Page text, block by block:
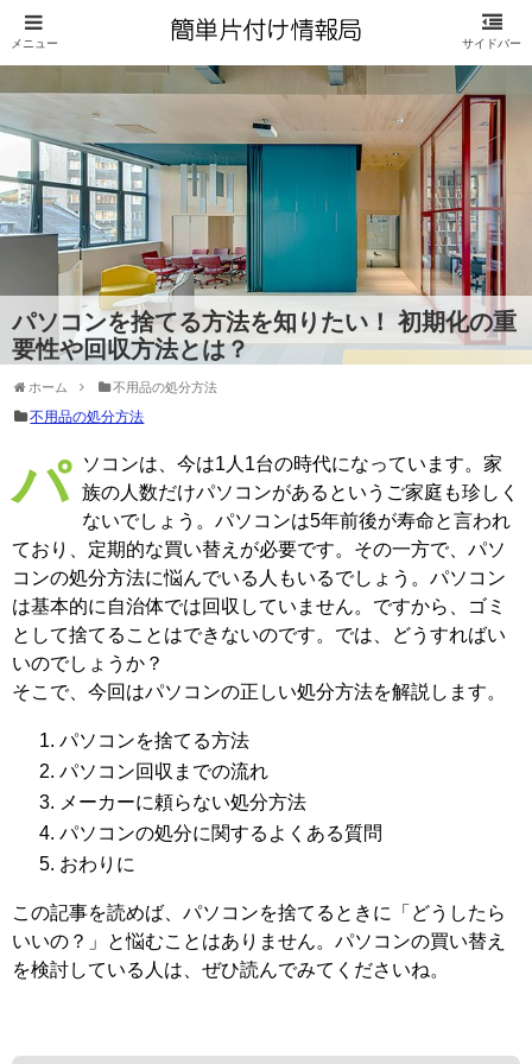
パソコンを捨てる方法を知りたい！ 初期化の重
要性や回収方法とは？
ホーム 不用品の処分方法
不用品の処分方法
パソコンは、今は1人1台の時代になっています。家 族の人数だけパソコンがあるというご家庭も珍しく
ないでしょう。パソコンは5年前後が寿命と言われ
ており、定期的な買い替えが必要です。その一方で、パソ
コンの処分方法に悩んでいる人もいるでしょう。パソコン
は基本的に自治体では回収していません。ですから、ゴミ
として捨てることはできないのです。では、どうすればい
いのでしょうか？
そこで、今回はパソコンの正しい処分方法を解説します。
パソコンを捨てる方法
パソコン回収までの流れ
メーカーに頼らない処分方法
パソコンの処分に関するよくある質問
おわりに
この記事を読めば、パソコンを捨てるときに「どうしたら
いいの？」と悩むことはありません。パソコンの買い替え
を検討している人は、ぜひ読んでみてくださいね。